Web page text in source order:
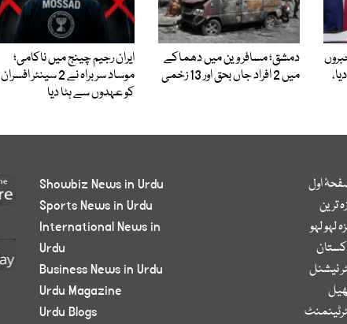
دمشق؛ مسافر وین میں دھماکے
میں 2 افراد جاں بحق اور 13 زخمی
ایران رجیم چینج میں ناکامی؛
موساد سربراہ نے 2 سینئر افسران
کو عہدوں سے ہٹا دیا
اول
ترین
لہو لہو
نیشنل
Showbiz News in Urdu
Sports News in Urdu
International News in
Urdu
Business News in Urdu
Urdu Magazine
Urdu Blogs